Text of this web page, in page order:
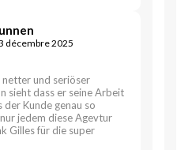
décembre 2025
netter und seriöser
sieht dass er seine Arbeit
Kunde genau so
jedem diese Agevtur
Gilles für die super